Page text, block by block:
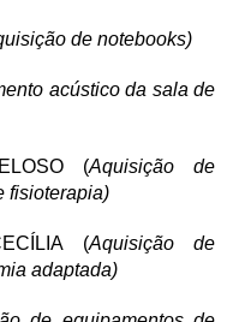
de notebooks)
acústico da sala de
(Aquisição de
fisioterapia)
(Aquisição de
adaptada)